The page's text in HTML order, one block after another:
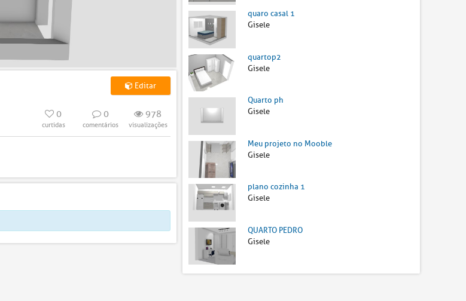
Editar
0
curtidas
0
comentários
978
visualizações
quaro casal 1
Gisele
quartop2
Gisele
Quarto ph
Gisele
Meu projeto no Mooble
Gisele
plano cozinha 1
Gisele
QUARTO PEDRO
Gisele